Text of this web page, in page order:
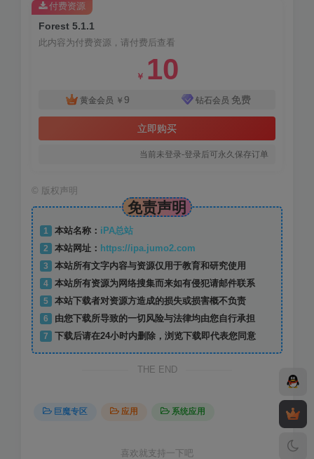
Forest 5.1.1
此内容为付费资源，请付费后查看
￥ 10
黄金会员 ￥ 9 钻石会员 免费
立即购买
当前未登录-登录后可永久保存订单
付费资源
© 版权声明
免责声明
1 本站名称： iPA总站
2
本站网址： https://ipa.jumo2.com
3
本站所有文字内容与资源仅用于教育和研究使用
4
本站所有资源为网络搜集而来如有侵犯请邮件联系
5
本站下载者对资源方造成的损失或损害概不负责
6
由您下载所导致的一切风险与法律均由您自行承担
7
下载后请在24小时内删除，浏览下载即代表您同意
THE END
巨魔专区 应用 系统应用
喜欢就支持一下吧